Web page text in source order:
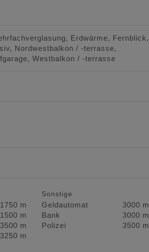
Erdwärme
Fernblick
Nordwestbalkon / -terrasse
Westbalkon / -terrasse
1750 m
1500 m
3500 m
3250 m
Sonstige
Geldautomat
3000 m
Bank
3000 m
Polizei
3500 m